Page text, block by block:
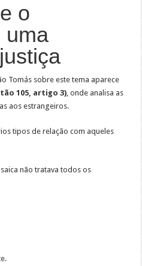
o
uma
Tomás sobre este tema aparece
105, artigo 3), onde analisa as
aos estrangeiros.
tipos de relação com aqueles
não tratava todos os